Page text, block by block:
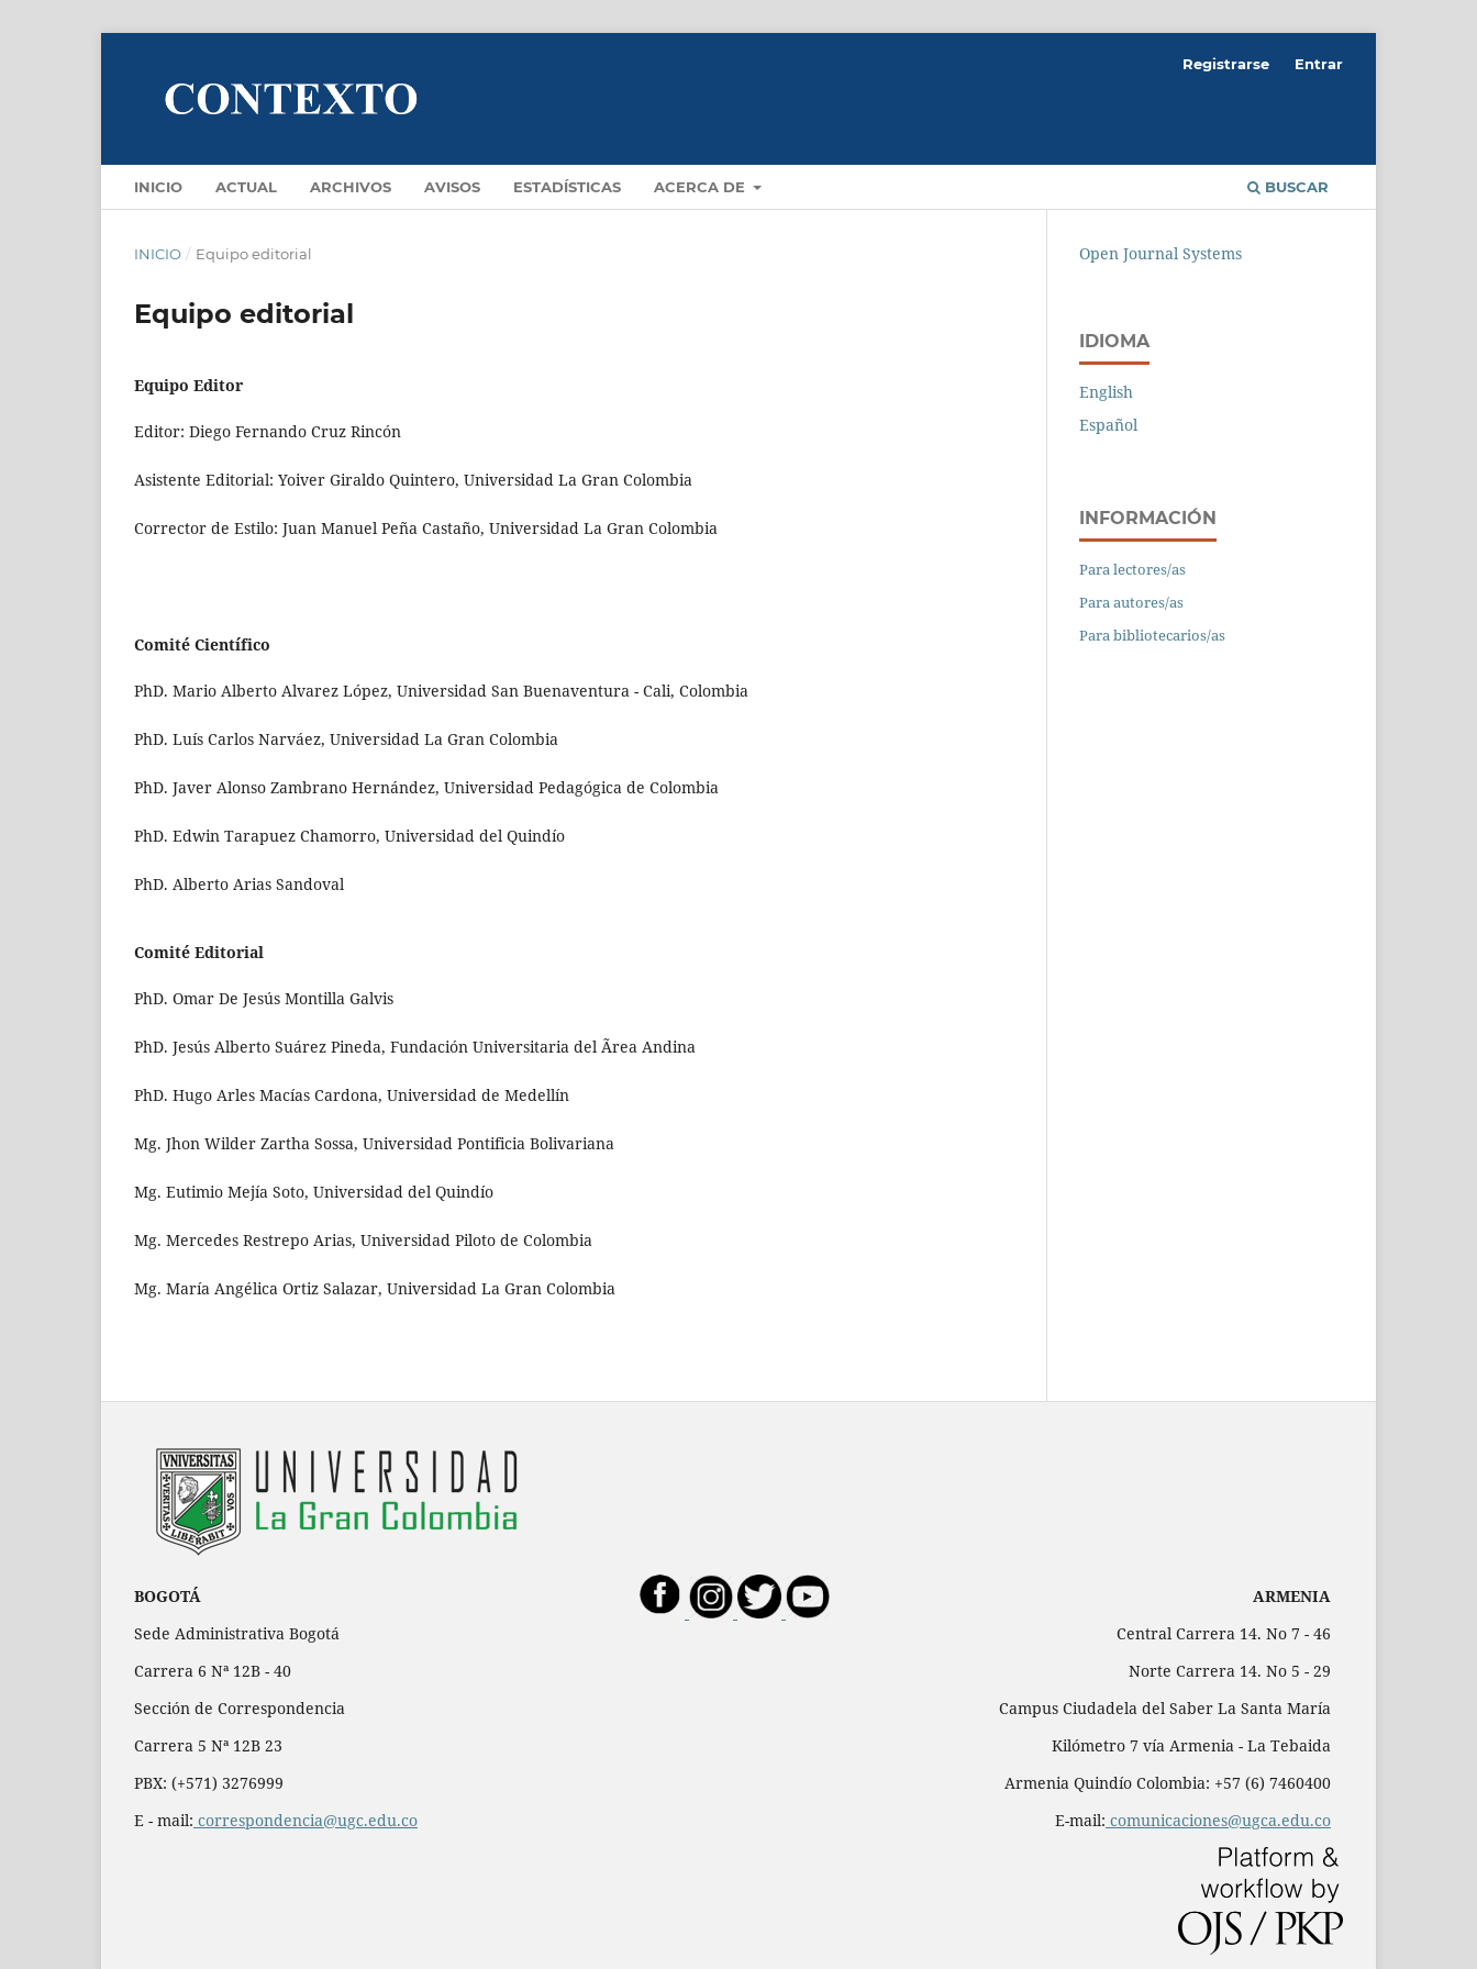
INICIO ACTUAL ARCHIVOS AVISOS ESTADÍSTICAS ACERCA DE BUSCAR
Registrarse Entrar
INICIO / Equipo editorial
Equipo editorial
Equipo Editor
Editor: Diego Fernando Cruz Rincón
Asistente Editorial: Yoiver Giraldo Quintero, Universidad La Gran Colombia
Corrector de Estilo: Juan Manuel Peña Castaño, Universidad La Gran Colombia
Comité Científico
PhD. Mario Alberto Alvarez López, Universidad San Buenaventura - Cali, Colombia
PhD. Luís Carlos Narváez, Universidad La Gran Colombia
PhD. Javer Alonso Zambrano Hernández, Universidad Pedagógica de Colombia
PhD. Edwin Tarapuez Chamorro, Universidad del Quindío
PhD. Alberto Arias Sandoval
Comité Editorial
PhD. Omar De Jesús Montilla Galvis
PhD. Jesús Alberto Suárez Pineda, Fundación Universitaria del Ãrea Andina
PhD. Hugo Arles Macías Cardona, Universidad de Medellín
Mg. Jhon Wilder Zartha Sossa, Universidad Pontificia Bolivariana
Mg. Eutimio Mejía Soto, Universidad del Quindío
Mg. Mercedes Restrepo Arias, Universidad Piloto de Colombia
Mg. María Angélica Ortiz Salazar, Universidad La Gran Colombia
Open Journal Systems
IDIOMA
English
Español
INFORMACIÓN
Para lectores/as
Para autores/as
Para bibliotecarios/as
BOGOTÁ
Sede Administrativa Bogotá
Carrera 6 Nª 12B - 40
Sección de Correspondencia
Carrera 5 Nª 12B 23
PBX: (+571) 3276999
E - mail: correspondencia@ugc.edu.co
ARMENIA
Central Carrera 14. No 7 - 46
Norte Carrera 14. No 5 - 29
Campus Ciudadela del Saber La Santa María
Kilómetro 7 vía Armenia - La Tebaida
Armenia Quindío Colombia: +57 (6) 7460400
E-mail: comunicaciones@ugca.edu.co